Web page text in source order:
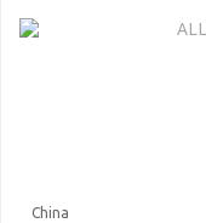
China